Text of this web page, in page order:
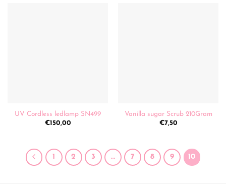
UV Cordless ledlamp SN499
€150,00
Vanilla sugar Scrub 210Gram
€7,50
1 2 3 … 7 8 9 10